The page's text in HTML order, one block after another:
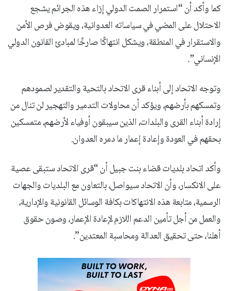
كما وأكد أن “استمرار الصمت الدولي إزاء هذه الجرائم يشجع
الاحتلال على المضي في سياساته العدوانية، ويقوض فرص الأمن
والاستقرار في المنطقة، ويشكل انتهاكًا صارخًا لمبادئ القانون الدولي
الإنساني”.
وتوجه الاتحاد إلى أبناء قرى الاتحاد بالتحية والتقدير لصمودهم
وتمسكهم بأرضهم، ويؤكد أن محاولات التدمير والتهجير لن تنال من
إرادة أبناء القرى والبلدات، الذين سيبقون أوفياء لأرضهم، متمسكين
بحقهم في العودة وإعادة إعمار ما دمره العدوان.
وأكد اتحاد بلديات قضاء بنت جبيل أن “قرى الاتحاد ستبقى عصية
على الانكسار، وأن الاتحاد سيواصل، بالتعاون مع البلديات والجهات
الرسمية، متابعة هذه الانتهاكات بكافة الوسائل القانونية والإدارية،
والعمل من أجل تأمين الدعم اللازم لإعادة الإعمار، وصون حقوق
أهلنا، حتى تحقيق العدالة ومحاسبة المعتدين”.